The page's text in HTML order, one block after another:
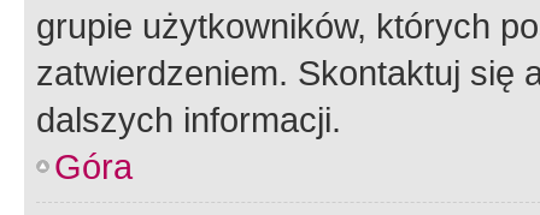
grupie użytkowników, których
zatwierdzeniem. Skontaktuj się
dalszych informacji.
Góra